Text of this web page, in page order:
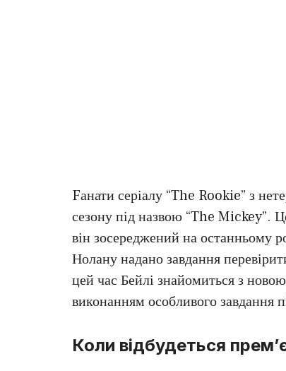
Fанати серіалу “The Rookie” з
сезону під назвою “The Mickey”.
він зосереджений на останньому
Нолану надано завдання
цей час Бейлі знайомиться з
виконанням особливого завдання
Коли відбудеться